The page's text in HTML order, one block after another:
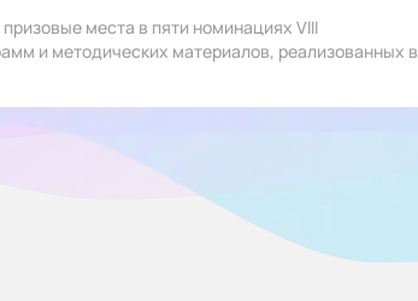
места в пяти номинациях VIII
и методических материалов, реализованных в